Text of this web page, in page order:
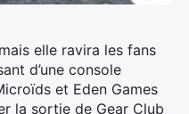
elle ravira les fans
d’une console
et Eden Games
la sortie de Gear Club